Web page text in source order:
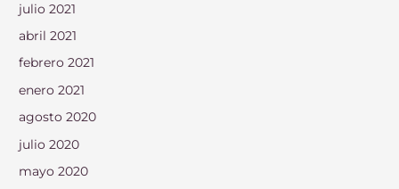
julio 2021
abril 2021
febrero 2021
enero 2021
agosto 2020
julio 2020
mayo 2020